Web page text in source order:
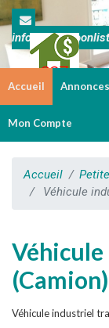
Accueil Annonces
Mon Compte
Accueil
Véhicule
(Camion)
Véhicule industriel